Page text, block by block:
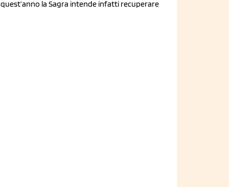
quest’anno la Sagra intende infatti recuperare